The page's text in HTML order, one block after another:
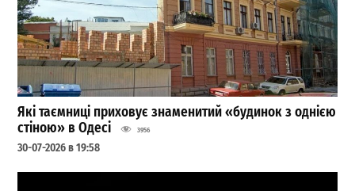
Які таємниці приховує знаменитий «будинок з однією
стіною» в Одесі
3956
30-07-2026 в 19:58